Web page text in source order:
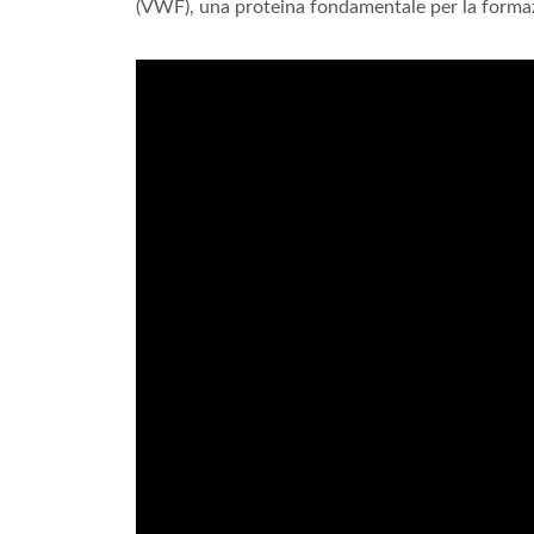
(VWF), una proteina fondamentale per la